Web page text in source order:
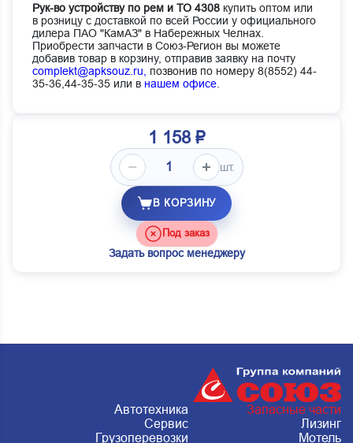
Рук-во устройству по рем и ТО 4308 купить оптом или
в розницу с доставкой по всей России у официального
дилера ПАО "КамАЗ" в Набережных Челнах.
Приобрести запчасти в Союз-Регион вы можете
добавив товар в корзину, отправив заявку на почту
complekt@apksouz.ru,
позвонив по номеру 8(8552) 44-
35-36,44-35-35 или в нашем офисе
1 158 ₽
шт.
В КОРЗИНУ
Под заказ
Задать вопрос менеджеру
Автотехника
Запасные части
Сервис
Лизинг
Грузоперевозки
Мотель